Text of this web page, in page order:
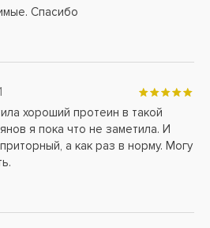
Спасибо
хороший протеин в такой
я пока что не заметила. И
а как раз в норму. Могу